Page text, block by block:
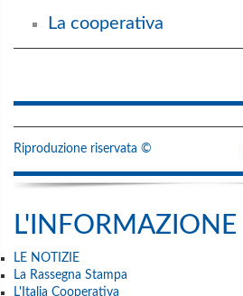
La cooperativa
Riproduzione riservata ©
L'INFORMAZIONE
LE NOTIZIE
La Rassegna Stampa
L'Italia Cooperativa